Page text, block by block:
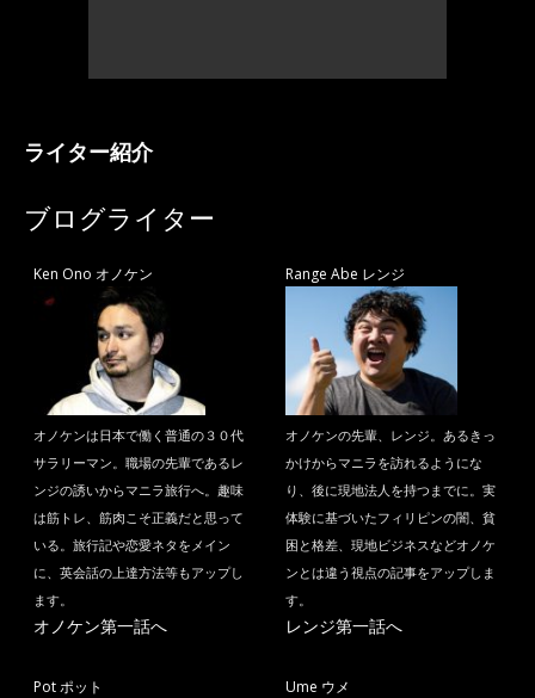
ライター紹介
ブログライター
Ken Ono オノケン
オノケンは日本で働く普通の３０代
サラリーマン。職場の先輩であるレ
ンジの誘いからマニラ旅行へ。趣味
は筋トレ、筋肉こそ正義だと思って
いる。旅行記や恋愛ネタをメイン
に、英会話の上達方法等もアップし
ます。
オノケン第一話へ
Range Abe レンジ
オノケンの先輩、レンジ。あるきっ
かけからマニラを訪れるようにな
り、後に現地法人を持つまでに。実
体験に基づいたフィリピンの闇、貧
困と格差、現地ビジネスなどオノケ
ンとは違う視点の記事をアップしま
す。
レンジ第一話へ
Pot ポット Ume ウメ